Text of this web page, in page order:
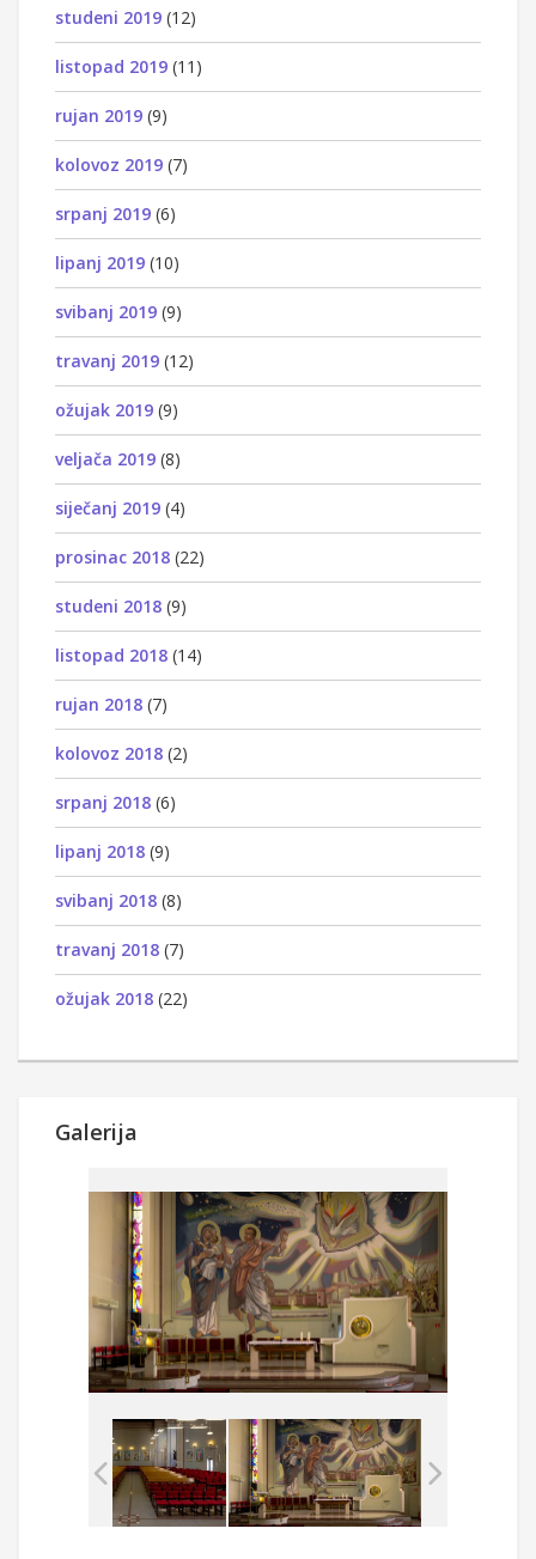
studeni 2019 (12)
listopad 2019 (11)
rujan 2019 (9)
kolovoz 2019 (7)
srpanj 2019 (6)
lipanj 2019 (10)
svibanj 2019 (9)
travanj 2019 (12)
ožujak 2019 (9)
veljača 2019 (8)
siječanj 2019 (4)
prosinac 2018 (22)
studeni 2018 (9)
listopad 2018 (14)
rujan 2018 (7)
kolovoz 2018 (2)
srpanj 2018 (6)
lipanj 2018 (9)
svibanj 2018 (8)
travanj 2018 (7)
ožujak 2018 (22)
Galerija